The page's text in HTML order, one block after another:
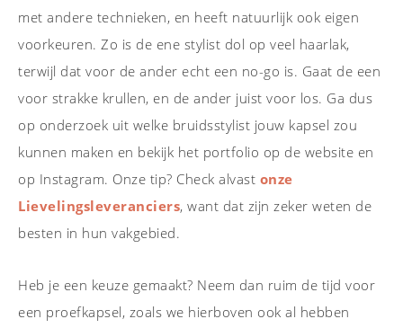
met andere technieken, en heeft natuurlijk ook eigen
voorkeuren. Zo is de ene stylist dol op veel haarlak,
terwijl dat voor de ander echt een no-go is. Gaat de een
voor strakke krullen, en de ander juist voor los. Ga dus
op onderzoek uit welke bruidsstylist jouw kapsel zou
kunnen maken en bekijk het portfolio op de website en
op Instagram. Onze tip? Check alvast onze
Lievelingsleveranciers, want dat zijn zeker weten de
besten in hun vakgebied.
Heb je een keuze gemaakt? Neem dan ruim de tijd voor
een proefkapsel, zoals we hierboven ook al hebben